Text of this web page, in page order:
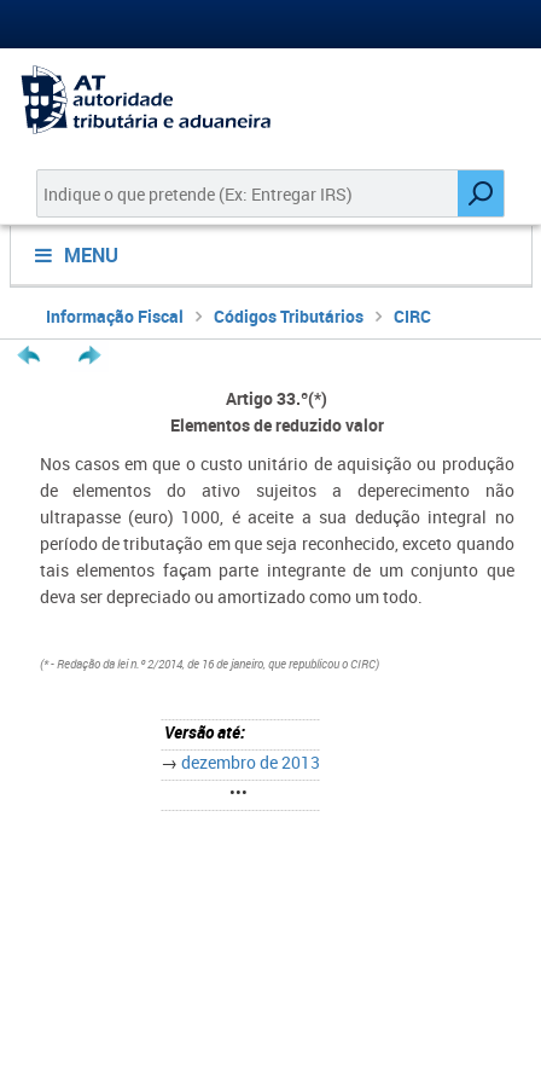
MENU
Informação Fiscal Códigos Tributários CIRC
Artigo 33.º(*)
Elementos de reduzido valor
Nos casos em que o custo unitário de aquisição ou produção
de elementos do ativo sujeitos a deperecimento não
ultrapasse (euro) 1000, é aceite a sua dedução integral no
período de tributação em que seja reconhecido, exceto quando
tais elementos façam parte integrante de um conjunto que
deva ser depreciado ou amortizado como um todo.
(* - Redação da lei n.º 2/2014, de 16 de janeiro, que republicou o CIRC)
Versão até:
→ dezembro de 2013
•••